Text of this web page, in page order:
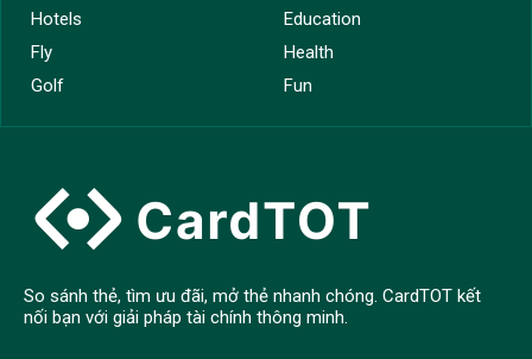
Hotels
Fly
Golf
Education
Health
Fun
So sánh thẻ, tìm ưu đãi, mở thẻ nhanh chóng. CardTOT kết
nối bạn với giải pháp tài chính thông minh.